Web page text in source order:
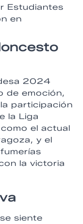
Estudiantes
en
2024
de emoción,
participación
la Liga
el actual
y el
la victoria
siente